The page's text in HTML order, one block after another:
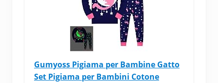
Gumyoss Pigiama per Bambine Gatto
Set Pigiama per Bambini Cotone